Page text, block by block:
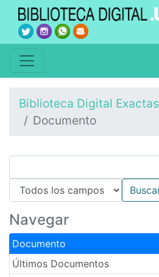
Biblioteca Digital Exactas
Documento
Navegar
Documento
Últimos Documentos